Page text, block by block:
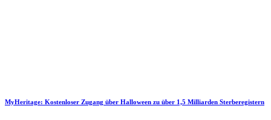
MyHeritage: Kostenloser Zugang über Halloween zu über 1,5 Milliarden Sterberegistern